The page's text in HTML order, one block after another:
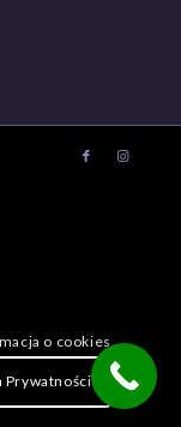
o cookies.
Prywatności